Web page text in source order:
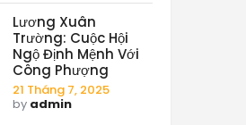
Lương Xuân
Trường: Cuộc Hội
Ngộ Định Mệnh Với
Công Phượng
21 Tháng 7, 2025
by admin